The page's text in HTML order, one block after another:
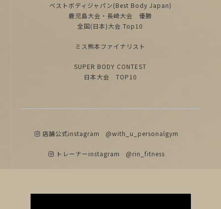
ベストボディジャパン(Best Body Japan)
鹿児島大会・長崎大会 優勝
全国(日本)大会 Top10
ミス熊本ファイナリスト
SUPER BODY CONTEST
日本大会 TOP10
店舗公式instagram @with_u_personalgym
トレーナーinstagram @rin_fitness